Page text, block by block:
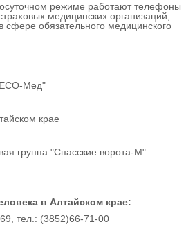
режиме работают телефоны
медицинских организаций,
обязательного медицинского
Мед"
крае
группа "Спасские ворота-М"
в Алтайском крае:
тел.: (3852)66-71-00